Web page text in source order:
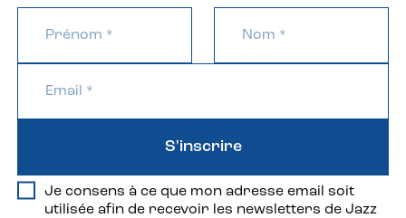
Je consens à ce que mon adresse email soit
utilisée afin de recevoir les newsletters de Jazz
S'inscrire